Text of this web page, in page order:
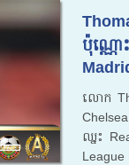
ប៉ុណ្ណោ
លោក
ឈ្នះ​
League